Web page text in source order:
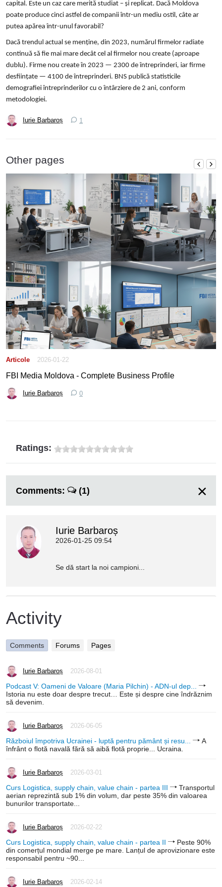
capital. Este un caz care merită studiat – și replicat. Dacă Moldova
poate produce cinci astfel de companii într-un mediu ostil, câte ar
putea apărea într-unul favorabil?
Dacă trendul actual se menține, din 2023, numărul firmelor radiate
continuă să fie mai mare decât cel al firmelor nou create (aproape
dublu). Firme nou create în 2023 — 2300 de întreprinderi, iar firme
desființate — 4100 de întreprinderi. BNS publică statisticile
demografiei întreprinderilor cu o întârziere de 2 ani, conform
metodologiei.
Iurie Barbaroș 1
Other pages
Articole 2026-01-22
FBI Media Moldova - Complete Business Profile
Iurie Barbaroș 0
Ratings:
Comments: (1)
Iurie Barbaroș
2026-01-25 09:54
Se dă start la noi campioni...
Activity
Comments Forums Pages
Iurie Barbaroș 2026-08-01
Podcast V: Oameni de Valoare (Maria Pilchin) - ADN-ul dep...
Istoria nu este doar despre trecut… Este și despre cine îndrăznim
să devenim.
Iurie Barbaroș 2026-06-05
Războiul împotriva Ucrainei - luptă pentru pământ și resu...
A
înfrânt o flotă navală fără să aibă flotă proprie... Ucraina.
Iurie Barbaroș 2026-03-01
Curs Logistica, supply chain, value chain - partea III
Transportul
aerian reprezintă sub 1% din volum, dar peste 35% din valoarea
bunurilor transportate...
Iurie Barbaroș 2026-02-22
Curs Logistica, supply chain, value chain - partea II
Peste 90%
din comerțul mondial merge pe mare. Lanțul de aprovizionare este
responsabil pentru ~90...
Iurie Barbaroș 2026-02-14